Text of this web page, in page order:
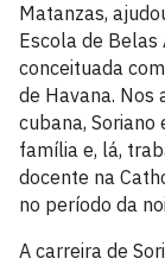
Matanzas,
Escola de Belas
conceituada
de Havana. Nos
cubana, Soriano
família e, lá,
docente na
no período da
A carreira de